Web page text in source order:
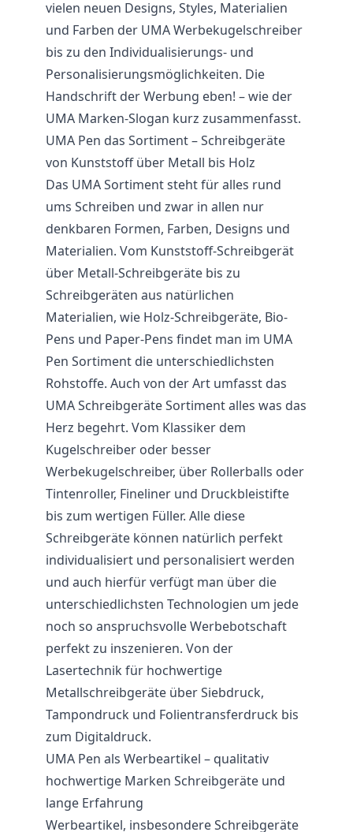
vielen neuen Designs, Styles, Materialien
und Farben der UMA Werbekugelschreiber
bis zu den Individualisierungs- und
Personalisierungsmöglichkeiten. Die
Handschrift der Werbung eben! – wie der
UMA Marken-Slogan kurz zusammenfasst.
UMA Pen das Sortiment – Schreibgeräte
von Kunststoff über Metall bis Holz
Das UMA Sortiment steht für alles rund
ums Schreiben und zwar in allen nur
denkbaren Formen, Farben, Designs und
Materialien. Vom Kunststoff-Schreibgerät
über Metall-Schreibgeräte bis zu
Schreibgeräten aus natürlichen
Materialien, wie Holz-Schreibgeräte, Bio-
Pens und Paper-Pens findet man im UMA
Pen Sortiment die unterschiedlichsten
Rohstoffe. Auch von der Art umfasst das
UMA Schreibgeräte Sortiment alles was das
Herz begehrt. Vom Klassiker dem
Kugelschreiber oder besser
Werbekugelschreiber, über Rollerballs oder
Tintenroller, Fineliner und Druckbleistifte
bis zum wertigen Füller. Alle diese
Schreibgeräte können natürlich perfekt
individualisiert und personalisiert werden
und auch hierfür verfügt man über die
unterschiedlichsten Technologien um jede
noch so anspruchsvolle Werbebotschaft
perfekt zu inszenieren. Von der
Lasertechnik für hochwertige
Metallschreibgeräte über Siebdruck,
Tampondruck und Folientransferdruck bis
zum Digitaldruck.
UMA Pen als Werbeartikel – qualitativ
hochwertige Marken Schreibgeräte und
lange Erfahrung
Werbeartikel, insbesondere Schreibgeräte